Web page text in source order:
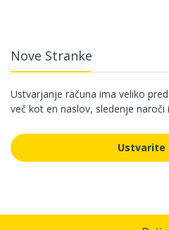
Nove Stranke
Ustvarjanje računa ima veliko
več kot en naslov, sledenje naroči
Ustvarite